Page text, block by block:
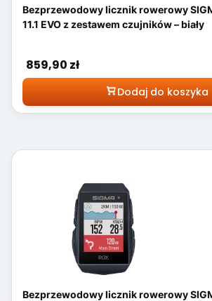
Bezprzewodowy licznik rowerowy
11.1 EVO z zestawem czujników – biały
Cena
859,90 zł
Dodaj do koszyka
Bezprzewodowy licznik rowerowy